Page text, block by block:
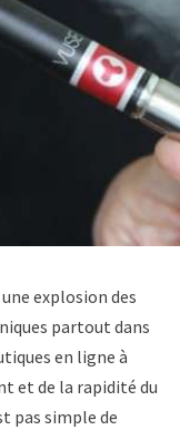
explosion des
partout dans
en ligne à
et de la rapidité du
pas simple de